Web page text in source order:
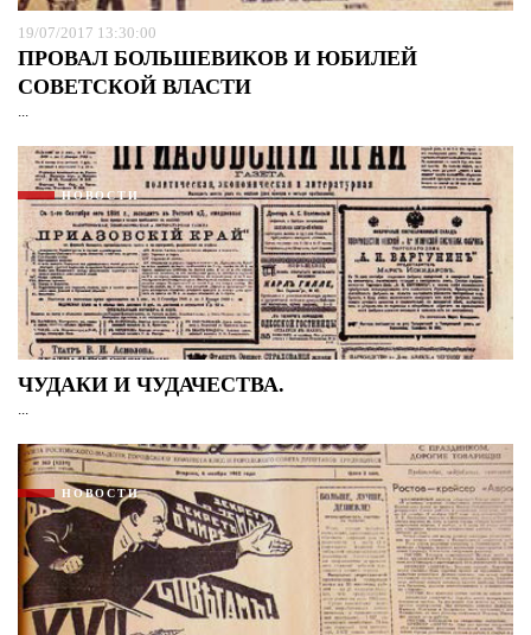
19/07/2017 13:30:00
ПРОВАЛ БОЛЬШЕВИКОВ И ЮБИЛЕЙ
СОВЕТСКОЙ ВЛАСТИ
...
НОВОСТИ
ЧУДАКИ И ЧУДАЧЕСТВА.
...
НОВОСТИ